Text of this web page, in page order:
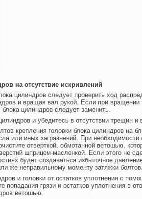
на отсутствие искривлений
цилиндров следует проверить ход
и вращая вал рукой. Если при вращении
цилиндров следует заменить.
и убедитесь в отсутствии трещин и
крепления головки блока цилиндров на
или иных загрязнений. При необходимости
отверткой, обмотанной ветошью,
шприцем-масленкой. Если этого не
будет создаваться избыточное
же неправильному моменту затяжки болтов.
и головки от остатков уплотнения с
попадания грязи и остатков уплотнения в
ветошью.